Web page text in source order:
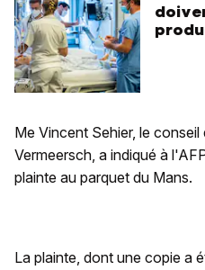
Me Vincent Sehier, le
Vermeersch, a indiqué à
plainte au parquet du Mans.
La plainte, dont une copie a